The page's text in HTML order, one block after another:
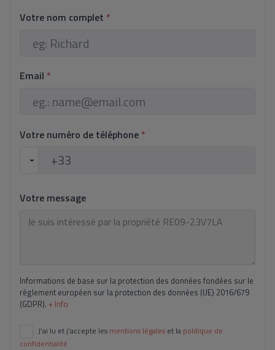
Votre nom complet *
Email *
Votre numéro de téléphone *
Votre message
Informations de base sur la protection des données fondées sur le
règlement européen sur la protection des données (UE) 2016/679
(GDPR). + Info
J'ai lu et j'accepte les mentions légales et la politique de
confidentialité